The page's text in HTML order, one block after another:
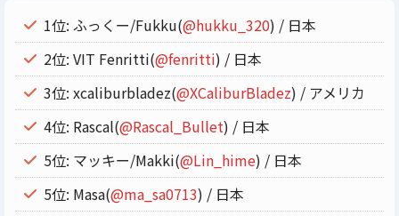
1位: ふっくー/Fukku(@hukku_320) / 日本
2位: VIT Fenritti(@fenritti) / 日本
3位: xcaliburbladez(@XCaliburBladez) / アメリカ
4位: Rascal(@Rascal_Bullet) / 日本
5位: マッキー/Makki(@Lin_hime) / 日本
5位: Masa(@ma_sa0713) / 日本